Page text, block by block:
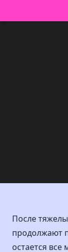
После
продолжают
остается